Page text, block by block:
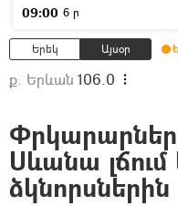
09:00 6 ր
Երեկ Այսօր
ք. Երևան 106.0
Սևանա
ձկնորսներին